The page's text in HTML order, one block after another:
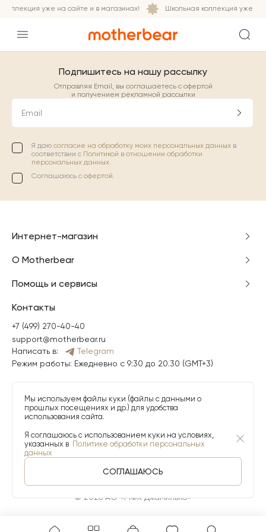
уже на сайте и в магазинах! Школьная коллекция уже на
Подпишитесь на нашу рассылку
Отправляя Email, вы соглашаетесь с офертой
и получением рекламной рассылки
Email
Я даю согласие на обработку моих персональных данных в
соответствии с Политикой в отношении обработки
персональных данных.
Соглашаюсь с офертой.
Интернет-магазин
О Motherbear
Помощь и сервисы
Контакты
+7 (499) 270-40-40
support@motherbear.ru
Написать в:
Telegram
Режим работы: Ежедневно с 9:30 до 20.30 (GMT+3)
© 2026 АО «МФК ДжамильКо»
Мы используем файлы куки (файлы с данными о
прошлых посещениях и др.) для удобства
использования сайта.
Я соглашаюсь с использованием куки на условиях,
указанных в Политике обработки персональных
данных
СОГЛАШАЮСЬ